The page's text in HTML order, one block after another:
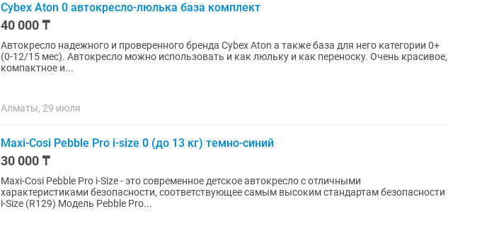
Cybex Aton 0 автокресло-люлька база комплект
40 000 ₸
Автокресло надежного и проверенного бренда Cybex Aton а также база для него категории 0+
(0-12/15 мес). Автокресло можно использовать и как люльку и как переноску. Очень красивое,
компактное и...
Алматы, 29 июля
Maxi-Cosi Pebble Pro i-size 0 (до 13 кг) темно-синий
30 000 ₸
Maxi-Cosi Pebble Pro i-Size - это современное детское автокресло с отличными
характеристиками безопасности, соответствующее самым высоким стандартам безопасности
i-Size (R129) Модель Pebble Pro...